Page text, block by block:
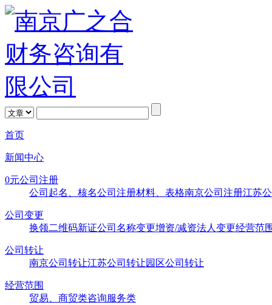
首页
新闻中心
0元公司注册
公司起名、核名公司注册材料、表格南京公司注册江苏
公司变更
换领二维码新证公司名称变更增资/减资法人变更经营范
公司转让
南京公司转让江苏公司转让园区公司转让
经营范围
贸易、商贸类咨询服务类